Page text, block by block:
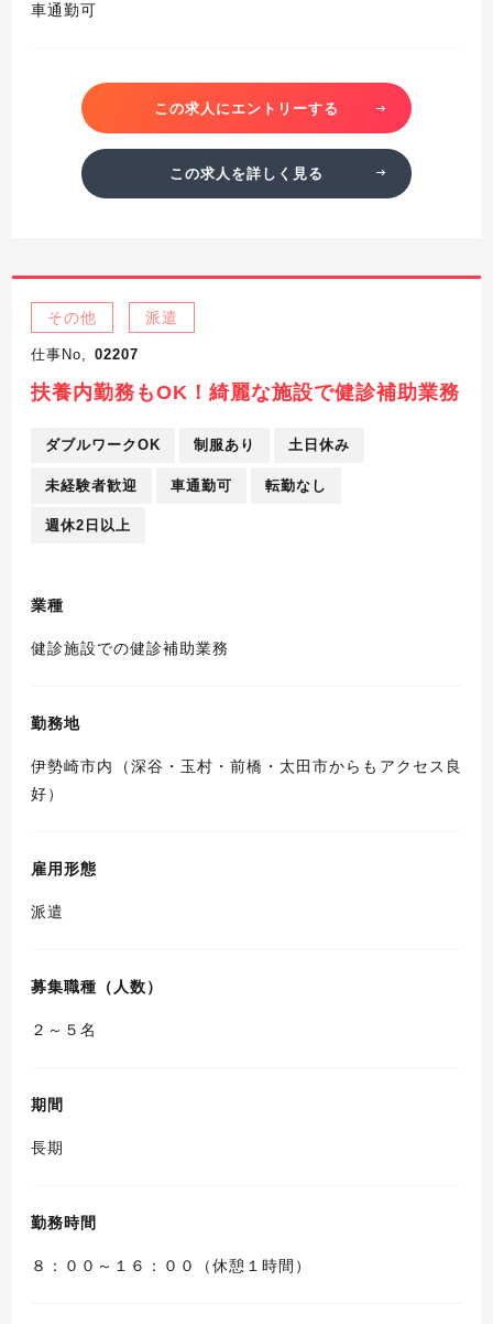
車通勤可
この求人にエントリーする
この求人を詳しく見る
その他 派遣
仕事No, 02207
扶養内勤務もOK！綺麗な施設で健診補助業務
ダブルワークOK 制服あり 土日休み
未経験者歓迎 車通勤可 転勤なし
週休2日以上
業種
健診施設での健診補助業務
勤務地
伊勢崎市内（深谷・玉村・前橋・太田市からもアクセス良
好）
雇用形態
派遣
募集職種（人数）
２～５名
期間
長期
勤務時間
８：００～１６：００（休憩１時間）